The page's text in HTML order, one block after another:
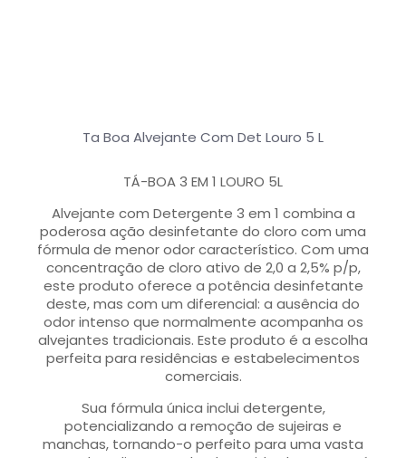
Ta Boa Alvejante Com Det Louro 5 L
TÁ-BOA 3 EM 1 LOURO 5L
Alvejante com Detergente 3 em 1 combina a
poderosa ação desinfetante do cloro com uma
fórmula de menor odor característico. Com uma
concentração de cloro ativo de 2,0 a 2,5% p/p,
este produto oferece a potência desinfetante
deste, mas com um diferencial: a ausência do
odor intenso que normalmente acompanha os
alvejantes tradicionais. Este produto é a escolha
perfeita para residências e estabelecimentos
comerciais.
Sua fórmula única inclui detergente,
potencializando a remoção de sujeiras e
manchas, tornando-o perfeito para uma vasta